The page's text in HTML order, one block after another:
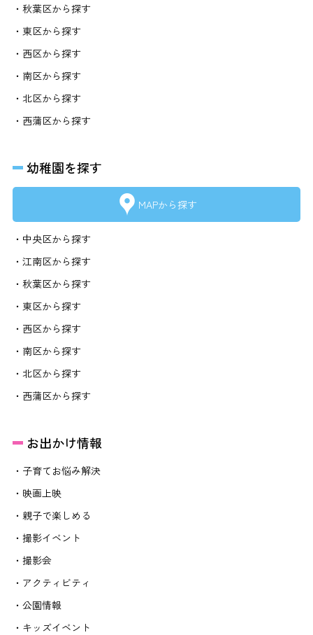
・秋葉区から探す
・東区から探す
・西区から探す
・南区から探す
・北区から探す
・西蒲区から探す
幼稚園を探す
MAPから探す
・中央区から探す
・江南区から探す
・秋葉区から探す
・東区から探す
・西区から探す
・南区から探す
・北区から探す
・西蒲区から探す
お出かけ情報
・子育てお悩み解決
・映画上映
・親子で楽しめる
・撮影イベント
・撮影会
・アクティビティ
・公園情報
・キッズイベント